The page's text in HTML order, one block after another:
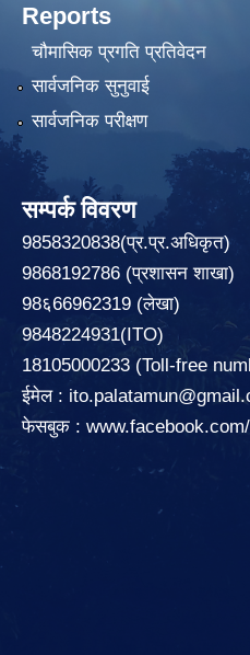
Reports
चौमासिक प्रगति प्रतिवेदन
सार्वजनिक सुनुवाई
सार्वजनिक परीक्षण
सम्पर्क विवरण
9858320838(प्र.प्र.अधिकृत)
9868192786 (प्रशासन शाखा)
98६66962319 (लेखा)
9848224931(ITO)
18105000233 (Toll-free
ईमेल :
फेसबुक :